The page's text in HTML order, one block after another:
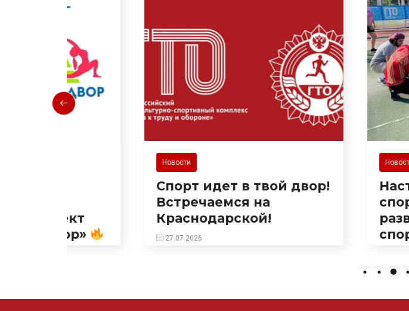
Спорт идет в твой двор!
Встречаемся на
Краснодарской!
27.07.2026
Настоящий
спорта и
Здесь
городского